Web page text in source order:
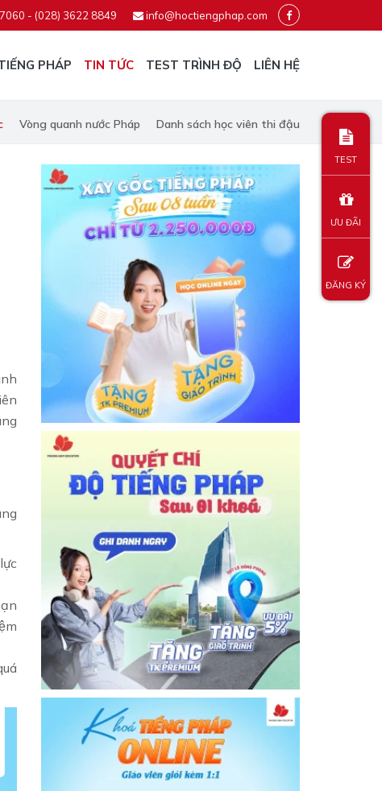
- (028) 3622 8849 info@hoctiengphap.com
PHÁP TIN TỨC TEST TRÌNH ĐỘ LIÊN HỆ
Vòng quanh nước Pháp Danh sách học viên thi đậu
TEST
ƯU ĐÃI
ĐĂNG KÝ